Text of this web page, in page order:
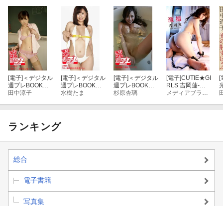
[電子] ＜デジタル
週プレBOOK
＞ 田中涼子
田中涼子
[電子] ＜デジタル
週プレBOOK
＞ 水樹たま
水樹たま
[電子] ＜デジタル
週プレBOOK
＞ 杉原杏璃
杉原杏璃
[電子]CUTIE★GI
RLS 吉岡蓮-激
撮-
[
ランキング
総合
電子書籍
写真集